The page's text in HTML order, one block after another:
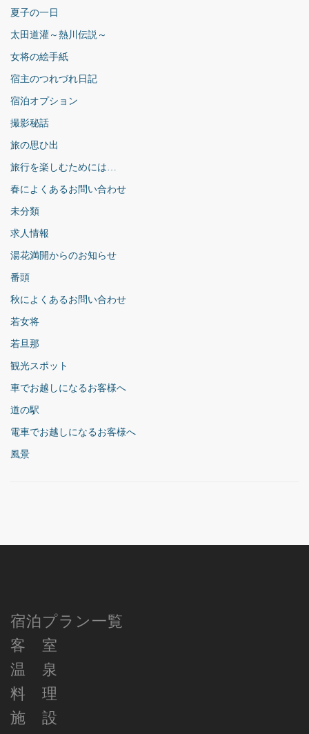
夏子の一日
太田道灌～熱川伝説～
女将の絵手紙
宿主のつれづれ日記
宿泊オプション
撮影秘話
旅の思ひ出
旅行を楽しむためには…
春によくあるお問い合わせ
未分類
求人情報
湯花満開からのお知らせ
番頭
秋によくあるお問い合わせ
若女将
若旦那
観光スポット
車でお越しになるお客様へ
道の駅
電車でお越しになるお客様へ
風景
宿泊プラン一覧
客 室
温 泉
料 理
施 設